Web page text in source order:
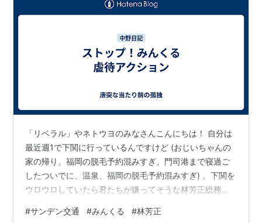
「リベラル」やネトウヨのみなさんこんにちは！ 自分は
最近週1で下関に行っているんですけど (おじいちゃんの
家の帰り、福岡の脱毛予約混みすぎ、門司港まで寝過ご
したついでに、温泉、福岡の脱毛予約混みすぎ) 、下関を
ウロウロしていたら君たちが嫌ってそうな林芳正総務大
告発します！ 林芳正は、みん虐に加担している！ 「先
#サンデン交通 #みんくる #林芳正